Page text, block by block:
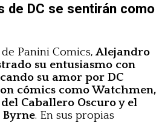
de DC se sentirán como
Panini Comics, Alejandro
su entusiasmo con
su amor por DC
cómics como Watchmen,
Caballero Oscuro y el
Byrne. En sus propias